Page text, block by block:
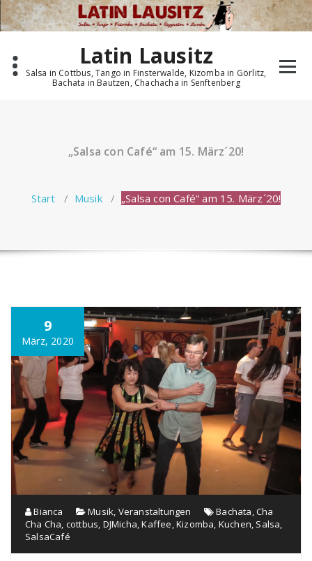
Zum
Inhalt
springen
Latin Lausitz
Salsa in Cottbus, Tango in Finsterwalde, Kizomba in Görlitz,
Bachata in Bautzen, Chachacha in Senftenberg
„Salsa con Café“ am 15. März´20!
Start / Musik/ „Salsa con Café“ am 15. März´20!
9
März, 2020
Bianca Musik Veranstaltungen Bachata ,Cha
Cha Cha cottbus DJMicha ,Kaffee ,Kizomba Kuchen Salsa
SalsaCafé